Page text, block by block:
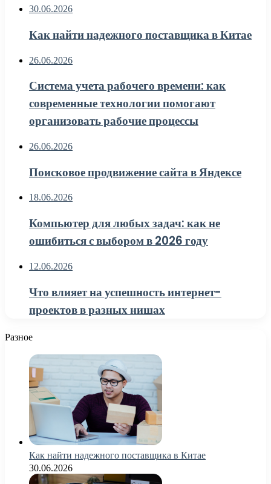
30.06.2026
Как найти надежного поставщика в Китае
26.06.2026
Система учета рабочего времени: как
современные технологии помогают
организовать рабочие процессы
26.06.2026
Поисковое продвижение сайта в Яндексе
18.06.2026
Компьютер для любых задач: как не
ошибиться с выбором в 2026 году
12.06.2026
Что влияет на успешность интернет-
проектов в разных нишах
Разное
Как найти надежного поставщика в Китае
30.06.2026